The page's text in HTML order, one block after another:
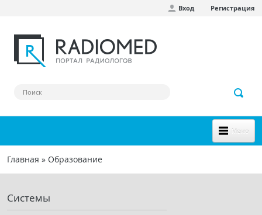
Вход Регистрация
Меню
НОВОЕ НА САЙТЕ
СООБЩЕСТВО
Клинические наблюдения
Вы здесь
Главная » Образование
Системы